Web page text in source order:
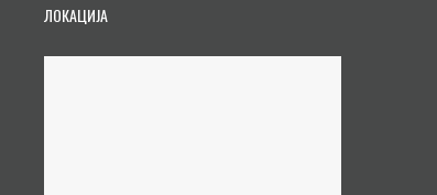
ЛОКАЦИЈА